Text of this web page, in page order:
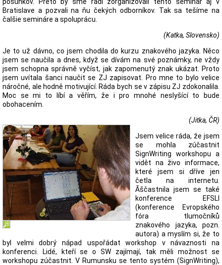
Bratislave a pozvali na ňu čekých odborníkov. Tak sa tešíme na
čalšie semináre a spoluprácu.
(Katka, Slovensko)
Je to už dávno, co jsem chodila do kurzu znakového jazyka. Něco
jsem se naučila a dnes, když se dívám na své poznámky, ne vždy
jsem schopna správně vyčíst, jak zapomenutý znak ukázat. Proto
jsem uvítala šanci naučit se ZJ zapisovat. Pro mne to bylo velice
náročné, ale hodně motivující. Ráda bych se v zápisu ZJ zdokonalila.
Moc se mi to líbí a věřím, že i pro mnohé neslyšící to bude
obohacením.
(Jitka, ČR)
Jsem velice ráda, že jsem
se mohla zúčastnit
SignWriting workshopu a
vidět na živo informace,
které jsem si dříve jen
četla na internetu.
Ãščastnila jsem se také
konference EFSLI
(konference Evropského
fóra tlumočníků
znakového jazyka, pozn.
autora) a myslím si, že to
byl velmi dobrý nápad uspořádat workshop v návaznosti na
konferenci. Lidé, kteří se o SW zajímají, tak měli možnost se
workshopu zúčastnit. V Rumunsku se tento systém (SignWriting),